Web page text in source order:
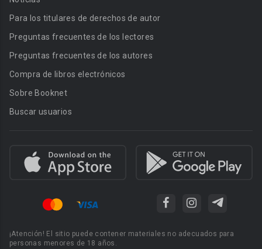
Para los titulares de derechos de autor
Preguntas frecuentes de los lectores
Preguntas frecuentes de los autores
Compra de libros electrónicos
Sobre Booknet
Buscar usuarios
¡Atención! El sitio puede contener materiales no adecuados para
personas menores de 18 años.